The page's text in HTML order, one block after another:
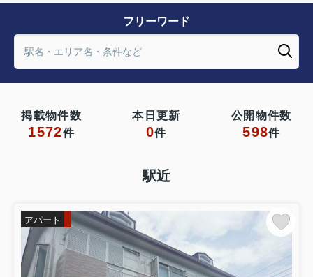
フリーワード
掲載物件数
1572件
本日更新
0件
公開物件数
598件
駅近
アパート